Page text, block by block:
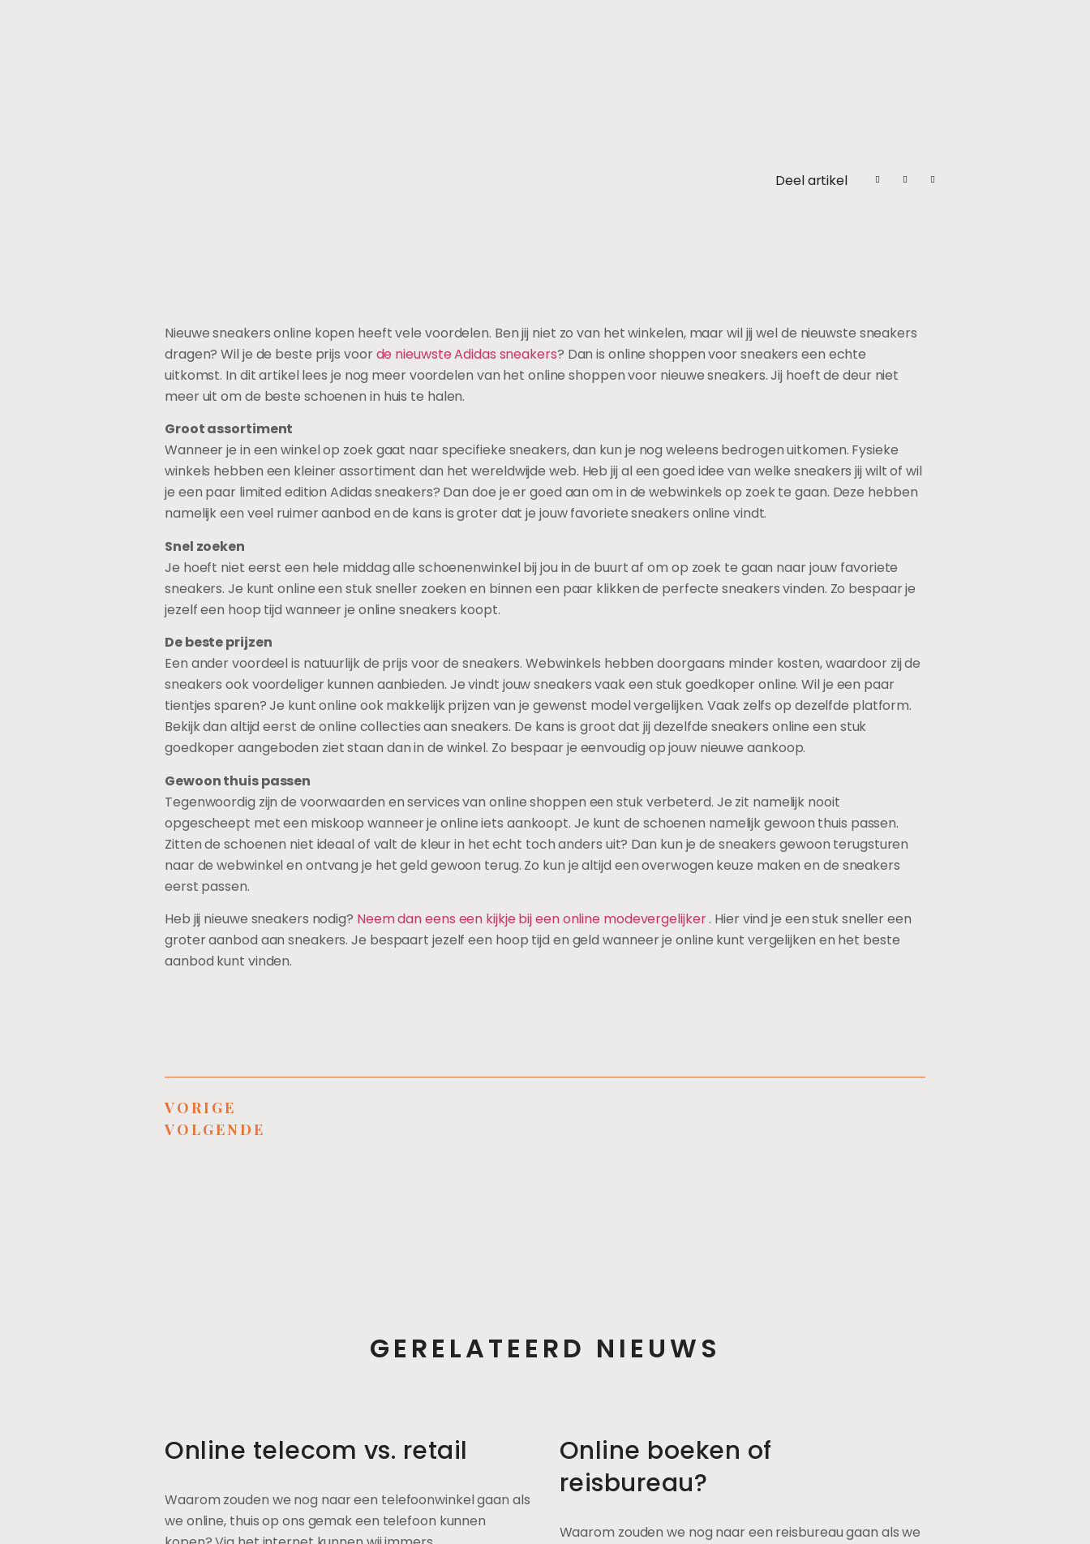
Deel artikel
Nieuwe sneakers online kopen heeft vele voordelen. Ben jij niet zo van het winkelen, maar wil jij wel de nieuwste sneakers
dragen? Wil je de beste prijs voorde nieuwste Adidas sneakers? Dan is online shoppen voor sneakers een echte
uitkomst. In dit artikel lees je nog meer voordelen van het online shoppen voor nieuwe sneakers. Jij hoeft de deur niet
meer uit om de beste schoenen in huis te halen.
Groot assortiment
Wanneer je in een winkel op zoek gaat naar specifieke sneakers, dan kun je nog weleens bedrogen uitkomen. Fysieke
winkels hebben een kleiner assortiment dan het wereldwijde web. Heb jij al een goed idee van welke sneakers jij wilt of wil
je een paar limited edition Adidas sneakers? Dan doe je er goed aan om in de webwinkels op zoek te gaan. Deze hebben
namelijk een veel ruimer aanbod en de kans is groter dat je jouw favoriete sneakers online vindt.
Snel zoeken
Je hoeft niet eerst een hele middag alle schoenenwinkel bij jou in de buurt af om op zoek te gaan naar jouw favoriete
sneakers. Je kunt online een stuk sneller zoeken en binnen een paar klikken de perfecte sneakers vinden. Zo bespaar je
jezelf een hoop tijd wanneer je online sneakers koopt.
De beste prijzen
Een ander voordeel is natuurlijk de prijs voor de sneakers. Webwinkels hebben doorgaans minder kosten, waardoor zij de
sneakers ook voordeliger kunnen aanbieden. Je vindt jouw sneakers vaak een stuk goedkoper online. Wil je een paar
tientjes sparen? Je kunt online ook makkelijk prijzen van je gewenst model vergelijken. Vaak zelfs op dezelfde platform.
Bekijk dan altijd eerst de online collecties aan sneakers. De kans is groot dat jij dezelfde sneakers online een stuk
goedkoper aangeboden ziet staan dan in de winkel. Zo bespaar je eenvoudig op jouw nieuwe aankoop.
Gewoon thuis passen
Tegenwoordig zijn de voorwaarden en services van online shoppen een stuk verbeterd. Je zit namelijk nooit
opgescheept met een miskoop wanneer je online iets aankoopt. Je kunt de schoenen namelijk gewoon thuis passen.
Zitten de schoenen niet ideaal of valt de kleur in het echt toch anders uit? Dan kun je de sneakers gewoon terugsturen
naar de webwinkel en ontvang je het geld gewoon terug. Zo kun je altijd een overwogen keuze maken en de sneakers
eerst passen.
Heb jij nieuwe sneakers nodig? Neem dan eens een kijkje bij een online modevergelijker. Hier vind je een stuk sneller een
groter aanbod aan sneakers. Je bespaart jezelf een hoop tijd en geld wanneer je online kunt vergelijken en het beste
aanbod kunt vinden.
VORIGE
VOLGENDE
GERELATEERD NIEUWS
Online telecom vs. retail
Waarom zouden we nog naar een telefoonwinkel gaan als
we online, thuis op ons gemak een telefoon kunnen
Online boeken of
reisbureau?
Waarom zouden we nog naar een reisbureau gaan als we